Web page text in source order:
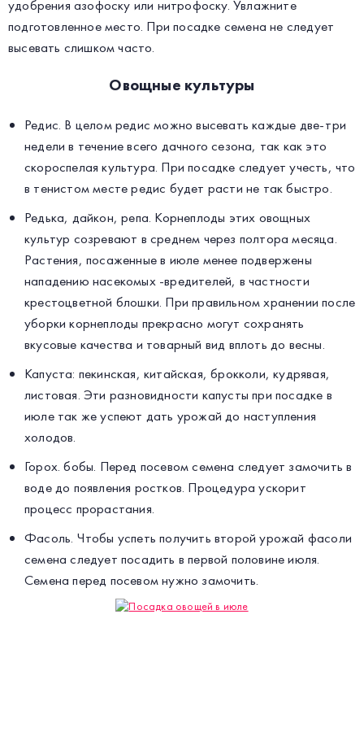
удобрения азофоску или нитрофоску. Увлажните
подготовленное место. При посадке семена не следует
высевать слишком часто.
Овощные культуры
Редис. В целом редис можно высевать каждые две-три
недели в течение всего дачного сезона, так как это
скороспелая культура. При посадке следует учесть, что
в тенистом месте редис будет расти не так быстро.
Редька, дайкон, репа. Корнеплоды этих овощных
культур созревают в среднем через полтора месяца.
Растения, посаженные в июле менее подвержены
нападению насекомых -вредителей, в частности
крестоцветной блошки. При правильном хранении после
уборки корнеплоды прекрасно могут сохранять
вкусовые качества и товарный вид вплоть до весны.
Капуста: пекинская, китайская, брокколи, кудрявая,
листовая. Эти разновидности капусты при посадке в
июле так же успеют дать урожай до наступления
холодов.
Горох. бобы. Перед посевом семена следует замочить в
воде до появления ростков. Процедура ускорит
процесс прорастания.
Фасоль. Чтобы успеть получить второй урожай фасоли
семена следует посадить в первой половине июля.
Семена перед посевом нужно замочить.